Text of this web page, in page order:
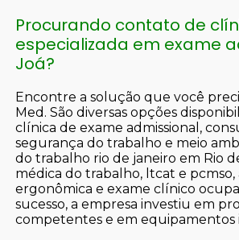
Procurando contato de
especializada em exame
Joá?
Encontre a solução que você
Med. São diversas opções
clínica de exame admissional,
segurança do trabalho e meio
do trabalho rio de janeiro em Rio
médica do trabalho, ltcat e pcmso,
ergonômica e exame clínico
sucesso, a empresa investiu em
competentes e em equipamentos